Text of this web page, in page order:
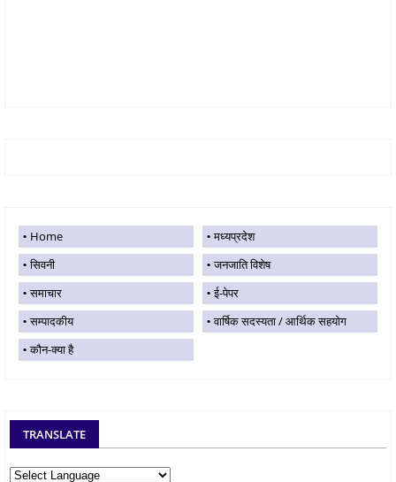
Home
मध्यप्रदेश
सिवनी
जनजाति विशेष
समाचार
ई-पेपर
सम्पादकीय
वार्षिक सदस्यता / आर्थिक सहयोग
कौन-क्या है
TRANSLATE